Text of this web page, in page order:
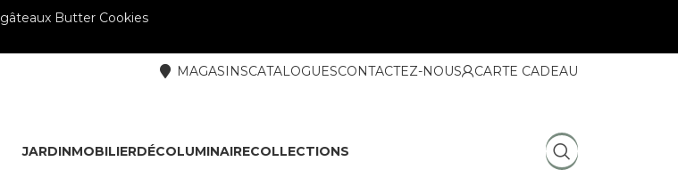
gâteaux Butter Cookies
MAGASINSCATALOGUESCONTACTEZ-NOUS CARTE CADEAU
JARDINMOBILIERDÉCOLUMINAIRECOLLECTIONS